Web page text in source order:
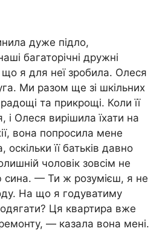
дуже підло,
багаторічні дружні
що я для неї зробила. Олеся
Ми разом ще зі шкільних
радощі та прикрощі. Коли її
Олеся вирішила їхати на
вона попросила мене
оскільки її батьків давно
чоловік зовсім не
сина. — Ти ж розумієш, я не
На що я годуватиму
Ця квартира вже
— казала вона мені.